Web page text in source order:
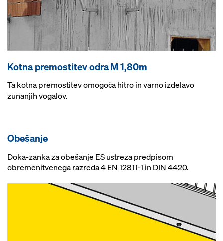
Kotna premostitev odra M 1,80m
Ta kotna premostitev omogoča hitro in varno izdelavo
zunanjih vogalov.
Obešanje
Doka-zanka za obešanje ES ustreza predpisom
obremenitvenega razreda 4 EN 12811-1 in DIN 4420.